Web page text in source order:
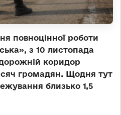
повноцінної роботи
з 10 листопада
коридор
громадян. Щодня тут
близько 1,5